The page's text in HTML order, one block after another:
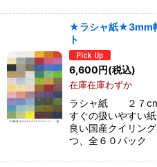
★ラシャ紙★3mm
ト
6,600円(税込)
在庫在庫わずか
ラシャ紙 ２７cm
すぐの扱いやすい
良い国産クイリン
つ、全６０パッ